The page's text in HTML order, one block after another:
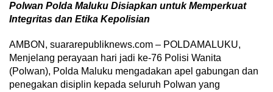
Polwan Polda Maluku Disiapkan untuk Memperkuat
Integritas dan Etika Kepolisian
AMBON, suararepubliknews.com – POLDAMALUKU,
Menjelang perayaan hari jadi ke-76 Polisi Wanita
(Polwan), Polda Maluku mengadakan apel gabungan dan
penegakan disiplin kepada seluruh Polwan yang